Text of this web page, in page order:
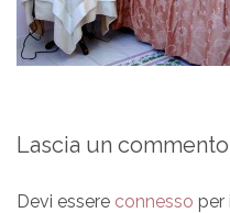
Lascia un commento
Devi essere connesso per